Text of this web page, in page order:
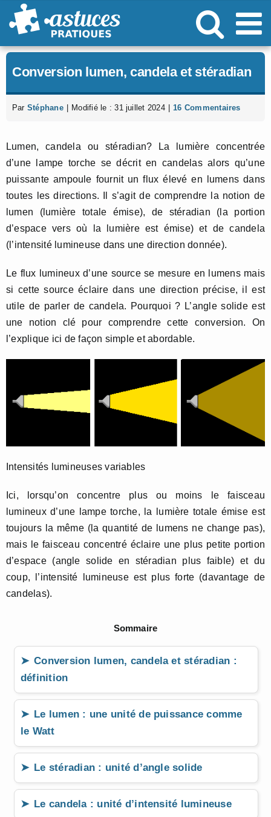
Passer
au
Conversion lumen, candela et stéradian
Par Stéphane Modifié le : 31 juillet 2024 16 Commentaires
Lumen, candela ou stéradian? La lumière concentrée
d’une lampe torche se décrit en candelas alors qu’une
puissante ampoule fournit un flux élevé en lumens dans
toutes les directions. Il s’agit de comprendre la notion de
lumen (lumière totale émise), de stéradian (la portion
d’espace vers où la lumière est émise) et de candela
(l’intensité lumineuse dans une direction donnée).
Le flux lumineux d’une source se mesure en lumens mais
si cette source éclaire dans une direction précise, il est
utile de parler de candela. Pourquoi ? L’angle solide est
une notion clé pour comprendre cette conversion. On
l’explique ici de façon simple et abordable.
Intensités lumineuses variables
Ici, lorsqu’on concentre plus ou moins le faisceau
lumineux d’une lampe torche, la lumière totale émise est
toujours la même (la quantité de lumens ne change pas),
mais le faisceau concentré éclaire une plus petite portion
d’espace (angle solide en stéradian plus faible) et du
coup, l’intensité lumineuse est plus forte (davantage de
candelas).
Sommaire
Conversion lumen, candela et stéradian :
définition
Le lumen : une unité de puissance comme
le Watt
Le stéradian : unité d’angle solide
Le candela : unité d’intensité lumineuse